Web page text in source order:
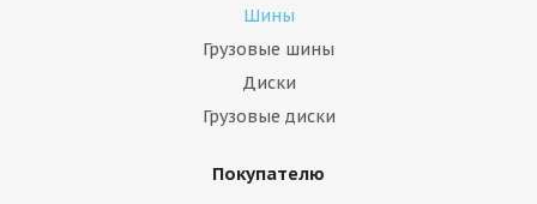
Шины
Грузовые шины
Диски
Грузовые диски
Покупателю